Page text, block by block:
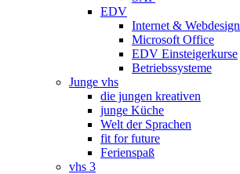
EDV
Internet & Webdesign
Microsoft Office
EDV Einsteigerkurse
Betriebssysteme
Junge vhs
die jungen kreativen
junge Küche
Welt der Sprachen
fit for future
Ferienspaß
vhs 3